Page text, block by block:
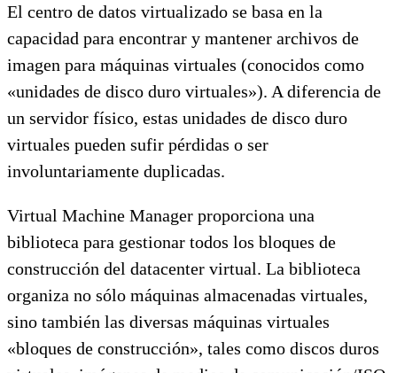
El centro de datos virtualizado se basa en la
capacidad para encontrar y mantener archivos de
imagen para máquinas virtuales (conocidos como
«unidades de disco duro virtuales»). A diferencia de
un servidor físico, estas unidades de disco duro
virtuales pueden sufir pérdidas o ser
involuntariamente duplicadas.
Virtual Machine Manager proporciona una
biblioteca para gestionar todos los bloques de
construcción del datacenter virtual. La biblioteca
organiza no sólo máquinas almacenadas virtuales,
sino también las diversas máquinas virtuales
«bloques de construcción», tales como discos duros